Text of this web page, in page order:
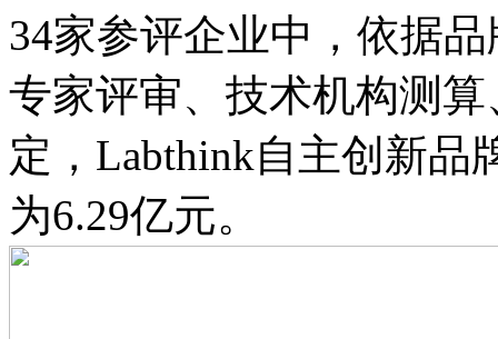
34家参评企业中，依据
专家评审、技术机构测
定，Labthink自主创新品
为6.29亿元。